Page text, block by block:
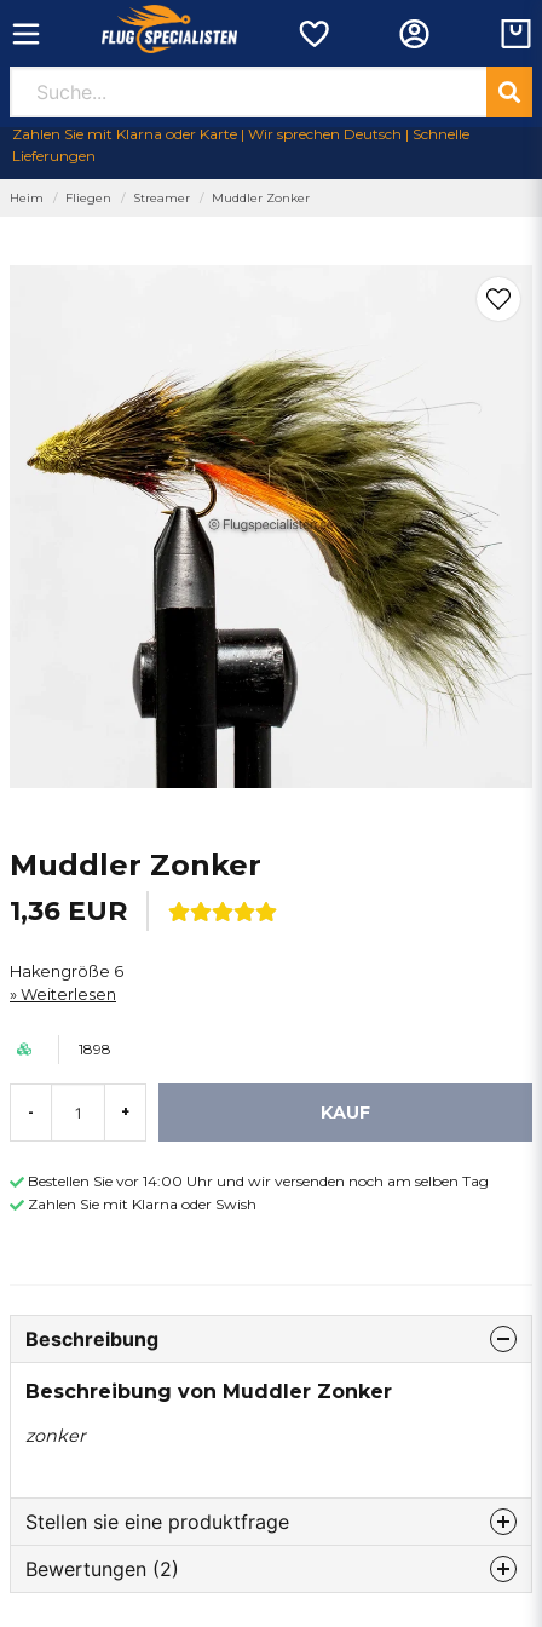
Zahlen Sie mit Klarna oder Karte | Wir sprechen Deutsch | Schnelle
Lieferungen
Heim Fliegen Streamer Muddler Zonker
Muddler Zonker
1,36 EUR
Hakengröße 6
Weiterlesen
1898
- + KAUF
Bestellen Sie vor 14:00 Uhr und wir versenden noch am selben Tag
Zahlen Sie mit Klarna oder Swish
Beschreibung
Beschreibung von Muddler Zonker
zonker
Stellen sie eine produktfrage
question
Fragen sie uns etwas zu diesem produkt...
Bewertungen (2)